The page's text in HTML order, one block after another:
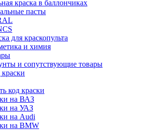
краска в баллончиках
пасты
для краскопульта
и химия
и сопутствующие товары
код краски
на ВАЗ
на УАЗ
на Audi
на BMW